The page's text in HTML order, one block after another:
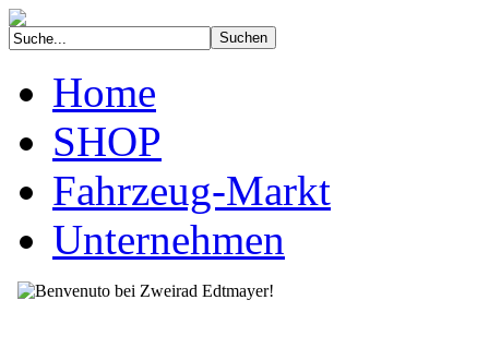
Home
SHOP
Fahrzeug-Markt
Unternehmen